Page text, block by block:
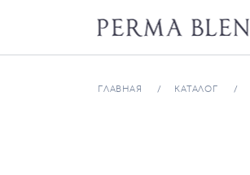
ГЛАВНАЯ КАТАЛОГ